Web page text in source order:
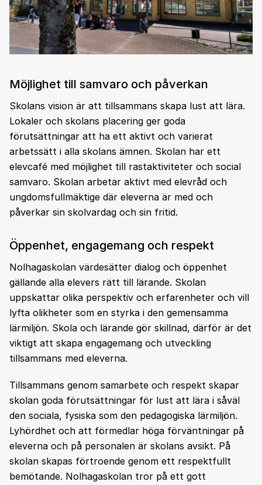
Möjlighet till samvaro och påverkan
Skolans vision är att tillsammans skapa lust att lära.
Lokaler och skolans placering ger goda
förutsättningar att ha ett aktivt och varierat
arbetssätt i alla skolans ämnen. Skolan har ett
elevcafé med möjlighet till rastaktiviteter och social
samvaro. Skolan arbetar aktivt med elevråd och
ungdomsfullmäktige där eleverna är med och
påverkar sin skolvardag och sin fritid.
Öppenhet, engagemang och respekt
Nolhagaskolan värdesätter dialog och öppenhet
gällande alla elevers rätt till lärande. Skolan
uppskattar olika perspektiv och erfarenheter och vill
lyfta olikheter som en styrka i den gemensamma
lärmiljön. Skola och lärande gör skillnad, därför är det
viktigt att skapa engagemang och utveckling
tillsammans med eleverna.
Tillsammans genom samarbete och respekt skapar
skolan goda förutsättningar för lust att lära i såväl
den sociala, fysiska som den pedagogiska lärmiljön.
Lyhördhet och att förmedlar höga förväntningar på
eleverna och på personalen är skolans avsikt. På
skolan skapas förtroende genom ett respektfullt
bemötande. Nolhagaskolan tror på ett gott